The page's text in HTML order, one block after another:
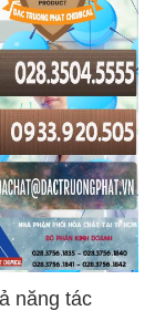
năng tác